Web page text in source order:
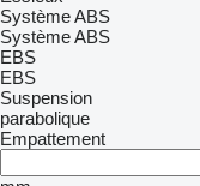
Système ABS
Système ABS
EBS
EBS
Suspension
parabolique
Empattement